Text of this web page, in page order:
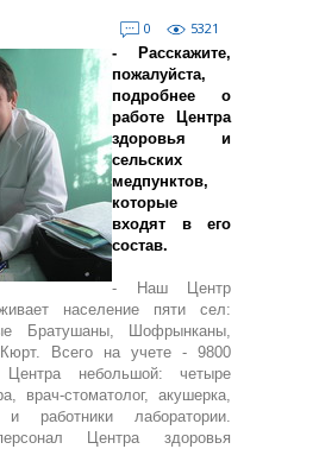
0
5321
- Расскажите,
пожалуйста,
подробнее о
работе Центра
здоровья и
сельских
медпунктов,
которые
входят в его
состав.
- Наш Центр
население пяти сел:
Братушаны, Шофрынканы,
Всего на учете - 9800
небольшой: четыре
врач-стоматолог, акушерка,
работники лаборатории.
Центра здоровья